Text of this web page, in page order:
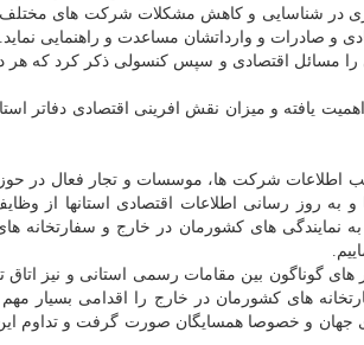
در شناسایی و کاهش مشکلات شرکت های
و صادرات و وارداتشان مساعدت و راهنمایی نماید.
مسائل اقتصادی و سپس کنسولی ذکر کرد که هر دو
یافته و میزان نقش افرینی اقتصادی دفاتر
شرکت ها، موسسات و تجار فعال در
به روز رسانی اطلاعات اقتصادی استانها از
به نمایندگی های کشورمان در خارج و سفارتخانه
های گوناگون بین مقامات رسمی استانی و نیز
های کشورمان در خارج را اقدامی بسیار
جهان و خصوصا همسایگان صورت گرفت و تداوم